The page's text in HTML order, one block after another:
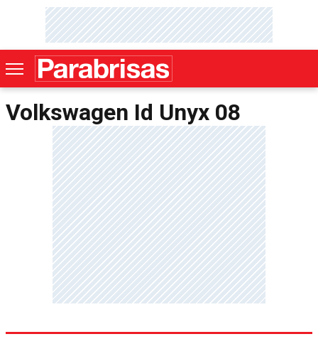
Volkswagen Id Unyx 08